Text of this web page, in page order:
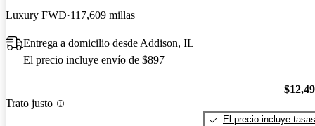
Luxury FWD 117,609 millas
Entrega a domicilio desde Addison, IL
El precio incluye envío de $897
Trato justo
El precio incluye tasas